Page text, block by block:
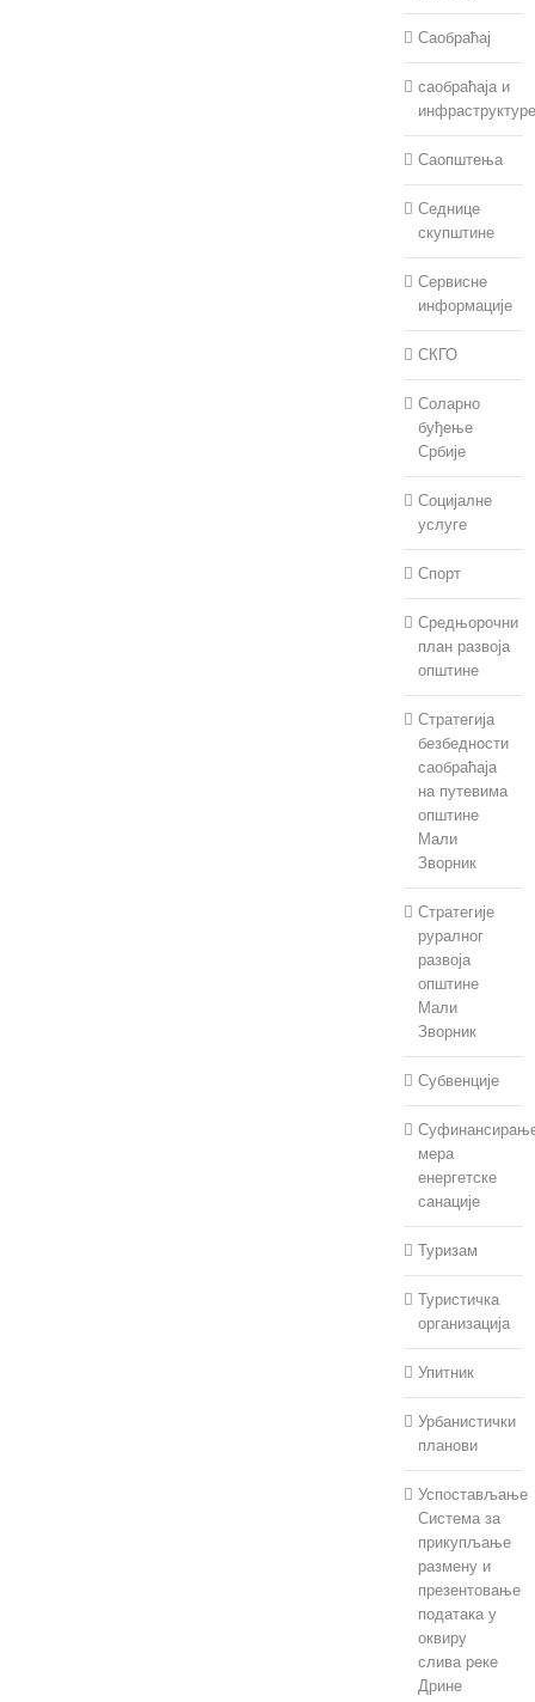
Саобраћај
саобраћаја и
инфраструктуре
Саопштења
Седнице
скупштине
Сервисне
информације
СКГО
Соларно
буђење
Србије
Социјалне
услуге
Спорт
Средњорочни
план развоја
општине
Стратегија
безбедности
саобраћаја
на путевима
општине
Мали
Зворник
Стратегије
руралног
развоја
општине
Мали
Зворник
Субвенције
мера
енергетске
санације
Туризам
Туристичка
организација
Упитник
Урбанистички
планови
Успостављање
Система за
прикупљање
размену и
презентовање
података у
оквиру
слива реке
Дрине